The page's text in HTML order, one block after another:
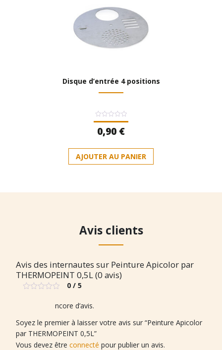
Disque d’entrée 4 positions
Note
0
sur
0,90 €
AJOUTER AU PANIER
Avis clients
Avis des internautes sur Peinture Apicolor par
THERMOPEINT 0,5L (0 avis)
0 / 5
Il n’y a pas encore d’avis.
Soyez le premier à laisser votre avis sur “Peinture Apicolor
par THERMOPEINT 0,5L”
Vous devez être connecté pour publier un avis.